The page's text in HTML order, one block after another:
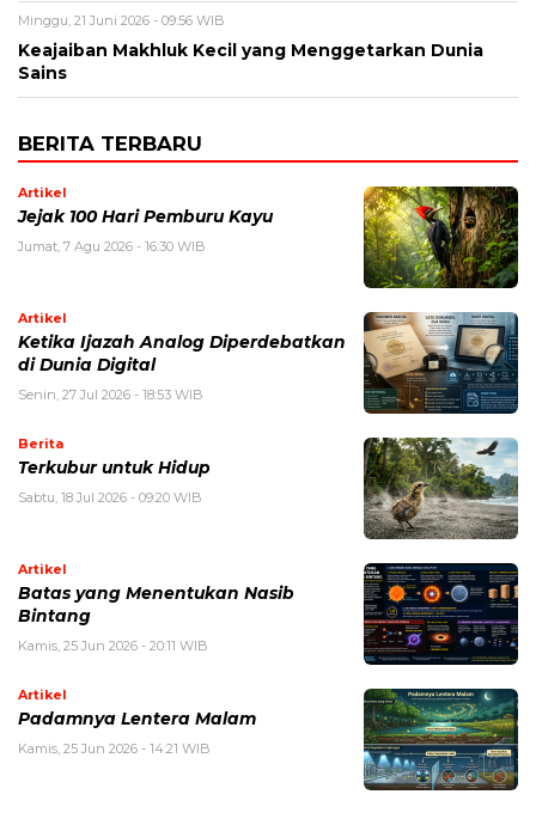
Minggu, 21 Juni 2026 - 09:56 WIB
Keajaiban Makhluk Kecil yang Menggetarkan Dunia
Sains
BERITA TERBARU
Artikel
Jejak 100 Hari Pemburu Kayu
Jumat, 7 Agu 2026 - 16:30 WIB
Artikel
Ketika Ijazah Analog Diperdebatkan
di Dunia Digital
Senin, 27 Jul 2026 - 18:53 WIB
Berita
Terkubur untuk Hidup
Sabtu, 18 Jul 2026 - 09:20 WIB
Artikel
Batas yang Menentukan Nasib
Bintang
Kamis, 25 Jun 2026 - 20:11 WIB
Artikel
Padamnya Lentera Malam
Kamis, 25 Jun 2026 - 14:21 WIB